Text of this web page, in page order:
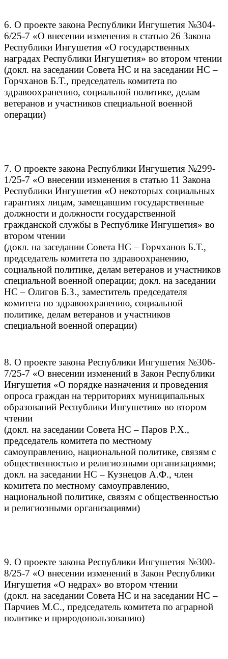
6. О проекте закона Республики Ингушетия №304-
6/25-7 «О внесении изменения в статью 26 Закона
Республики Ингушетия «О государственных
наградах Республики Ингушетия» во втором чтении
(докл. на заседании Совета НС и на заседании НС –
Горчханов Б.Т., председатель комитета по
здравоохранению, социальной политике, делам
ветеранов и участников специальной военной
операции)
7. О проекте закона Республики Ингушетия №299-
1/25-7 «О внесении изменения в статью 11 Закона
Республики Ингушетия «О некоторых социальных
гарантиях лицам, замещавшим государственные
должности и должности государственной
гражданской службы в Республике Ингушетия» во
втором чтении
(докл. на заседании Совета НС – Горчханов Б.Т.,
председатель комитета по здравоохранению,
социальной политике, делам ветеранов и участников
специальной военной операции; докл. на заседании
НС – Олигов Б.З., заместитель председателя
комитета по здравоохранению, социальной
политике, делам ветеранов и участников
специальной военной операции)
8. О проекте закона Республики Ингушетия №306-
7/25-7 «О внесении изменений в Закон Республики
Ингушетия «О порядке назначения и проведения
опроса граждан на территориях муниципальных
образований Республики Ингушетия» во втором
чтении
(докл. на заседании Совета НС – Паров Р.Х.,
председатель комитета по местному
самоуправлению, национальной политике, связям с
общественностью и религиозными организациями;
докл. на заседании НС – Кузнецов А.Ф., член
комитета по местному самоуправлению,
национальной политике, связям с общественностью
и религиозными организациями)
9. О проекте закона Республики Ингушетия №300-
8/25-7 «О внесении изменений в Закон Республики
Ингушетия «О недрах» во втором чтении
(докл. на заседании Совета НС и на заседании НС –
Парчиев М.С., председатель комитета по аграрной
политике и природопользованию)